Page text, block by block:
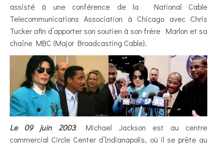
assisté à une conférence de la National Cable
Telecommunications Association à Chicago avec Chris
Tucker afin d’apporter son soutien à son frère Marlon et sa
chaîne MBC (Major Broadcasting Cable).
Le 09 juin 2003: Michael Jackson est au centre
commercial Circle Center d’Indianapolis, où il se prête au